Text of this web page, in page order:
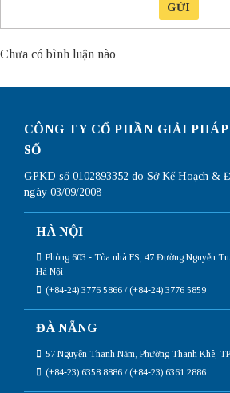
GỬI
Chưa có bình luận nào
CÔNG TY CỔ PHẦN GIẢI PHÁP
SỐ
GPKD số 0102893352 do Sở Kế Hoạch &
ngày 03/09/2008
HÀ NỘI
Phòng 603 - Tòa nhà FS, 47 Đường Nguyễn
Hà Nội
(+84-24) 3776 5866 / (+84-24) 3776 5859
ĐÀ NẴNG
57 Nguyễn Thanh Năm, Phường Thanh Khê,
(+84-23) 6358 8886 / (+84-23) 6361 2886